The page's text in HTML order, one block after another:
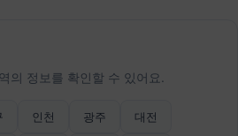
의 정보를 확인할 수 있어요.
인천 광주 대전